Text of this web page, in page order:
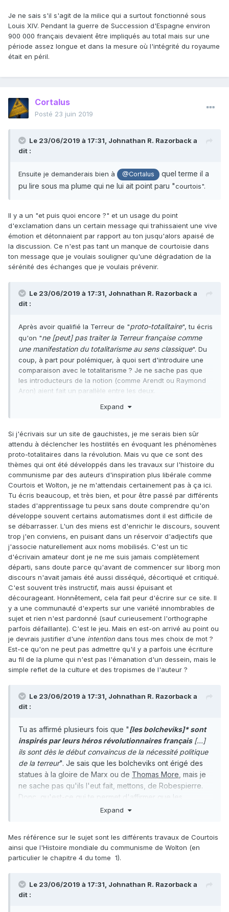
les bases matérielles du socialisme, les banques,
les syndicats capitalistes, l’industrie mécanique,
les chemins de fer faisaient défaut.
Le« jacobinisme
la domination de la classe révolutionnaire, du
pauvre et mettant à profit les conditions
matérielles existantes favorables pour marcher au
socialisme, pourrait non seulement apporter tout
apportèrent de grand, d’indestructible,
d’inoubliable, mais amener aussi dans le monde
entier la victoire durable des travailleurs.
jacobinisme. Le propre de la petite bourgeoisie
est de le craindre. Les ouvriers et les travailleurs
conscients croient aupassage du pouvoir à la
classe révolutionnaire, opprimée, carc’est là le
fond du jacobinisme, la seule issue à la crise, la
guerre.
» -Lénine,
Je ne sais s'il s'agit de la milice qui a surtout fonctionné sous
Louis XIV. Pendant la guerre de Succession d'Espagne environ
900 000 français devaient être impliqués au total mais sur une
période assez longue et dans la mesure où l'intégrité du royaume
était en péril.
Cortalus
Posté 23 juin 2019
Le 23/06/2019 à 17:31, Johnathan R. Razorbacka
dit :
Ensuite je demanderais bien à @Cortalus
quel terme il a
pu lire sous ma plume qui ne lui ait point paru "courtois".
Il y a un "et puis quoi encore ?" et un usage du point
d'exclamation dans un certain message qui trahissaient une vive
émotion et détonnaient par rapport au ton jusqu'alors apaisé de
la discussion. Ce n'est pas tant un manque de courtoisie dans
ton message que je voulais souligner qu'une dégradation de la
sérénité des échanges que je voulais prévenir.
Le 23/06/2019 à 17:31, Johnathan R. Razorbacka
dit :
Après avoir qualifié la Terreur de "proto-totalitaire", tu écris
qu'on "ne [peut] pas traiter la Terreur française comme
une manifestation du totalitarisme au sens classique". Du
coup, à part pour polémiquer, à quoi sert d'introduire une
comparaison avec le totalitarisme ? Je ne sache pas que
les introducteurs de la notion (comme Arendt ou Raymond
Aron) aient fait un parallèle entre les deux.
Expand
Si j'écrivais sur un site de gauchistes, je me serais bien sûr
attendu à déclencher les hostilités en évoquant les phénomènes
proto-totalitaires dans la révolution. Mais vu que ce sont des
thèmes qui ont été développés dans les travaux sur l'histoire du
communisme par des auteurs d'inspiration plus libérale comme
Courtois et Wolton, je ne m'attendais certainement pas à ça ici.
Tu écris beaucoup, et très bien, et pour être passé par différents
stades d'apprentissage tu peux sans doute comprendre qu'on
développe souvent certains automatismes dont il est difficile de
se débarrasser. L'un des miens est d'enrichir le discours, souvent
trop j'en conviens, en puisant dans un réservoir d'adjectifs que
j'associe naturellement aux noms mobilisés. C'est un tic
d'écrivain amateur dont je ne me suis jamais complètement
départi, sans doute parce qu'avant de commencer sur liborg mon
discours n'avait jamais été aussi disséqué, décortiqué et critiqué.
C'est souvent très instructif, mais aussi épuisant et
décourageant. Honnêtement, cela fait peur d'écrire sur ce site. Il
y a une communauté d'experts sur une variété innombrables de
sujet et rien n'est pardonné (sauf curieusement l'orthographe
parfois défaillante). C'est le jeu. Mais en est-on arrivé au point ou
je devrais justifier d'une intention dans tous mes choix de mot ?
Est-ce qu'on ne peut pas admettre qu'il y a parfois une écriture
au fil de la plume qui n'est pas l'émanation d'un dessein, mais le
simple reflet de la culture et des tropismes de l'auteur ?
Le 23/06/2019 à 17:31, Johnathan R. Razorbacka
dit :
Tu as affirmé plusieurs fois que "[les bolcheviks]* sont
inspirés par leurs héros révolutionnaires français[...]
ils sont dès le début convaincus de la nécessité politique
de la terreur". Je sais que les bolcheviks ont érigé des
statues à la gloire de Marx ou de Thomas More , mais je
ne sache pas qu'ils l'eut fait, mettons, de Robespierre.
Donc, qu'est-ce qui te permet d'affirmer que les
bolcheviks aient voulu imiter une "révolution
Expand
Mes référence sur le sujet sont les différents travaux de Courtois
ainsi que l'Histoire mondiale du communisme de Wolton (en
particulier le chapitre 4 du tome 1).
Le 23/06/2019 à 17:31, Johnathan R. Razorbacka
dit :